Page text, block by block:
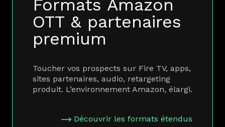
Formats Amazon
OTT & partenaires
premium
Toucher vos prospects sur Fire TV, apps,
sites partenaires, audio, retargeting
produit. L’environnement Amazon, élargi.
Découvrir les formats étendus